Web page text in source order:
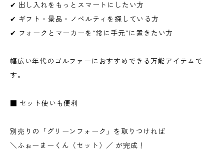
✔ 出し入れをもっとスマートにしたい方
✔ ギフト・景品・ノベルティを探している方
✔ フォークとマーカーを“常に手元”に置きたい方
幅広い年代のゴルファーにおすすめできる万能アイテムで
す。
■ セット使いも便利
別売りの「グリーンフォーク」を取りつければ
＼ふぉーまーくん（セット）／ が完成！